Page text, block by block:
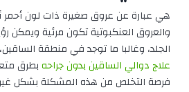
هي عبارة عن عروق صغيرة ذات لون أحمر
والعروق العنكبوتية تكون مرئية ويمكن
الجلد، وغالبا ما توجد في منطقة
علاج دوالي الساقين بدون جراحهبطرق
فرصة التخلص من هذه المشكلة بشكل